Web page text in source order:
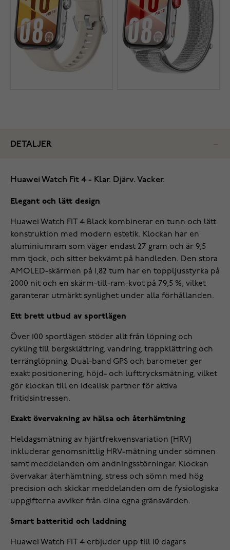
DETALJER
Huawei Watch Fit 4 - Klar. Djärv. Vacker.
Elegant och lätt design
Huawei Watch FIT 4 Black kombinerar en tunn och lätt
konstruktion med modern estetik. Klockan har en
aluminiumram som väger endast 27 gram och är 9,5
mm tjock, och sitter bekvämt på handleden. Den stora
AMOLED-skärmen på 1,82 tum har en toppljusstyrka på
2000 nit och en skärm-till-ram-kvot på 79,5 %, vilket
garanterar utmärkt synlighet under alla förhållanden.
Ett brett utbud av sportlägen
Över 100 sportlägen stöder allt från löpning och
cykling till bergsklättring, vandring, trappklättring och
terränglöpning. Dual-band GPS och barometer ger
exakt positionering, höjd- och lufttrycksmätning, vilket
gör klockan till en idealisk partner för aktiva
fritidsintressen.
Exakt övervakning av hälsa och återhämtning
Heldagsmätning av hjärtfrekvensvariation (HRV)
inkluderar genomsnittlig HRV-mätning under sömnen
samt meddelanden om andningsstörningar. Klockan
övervakar återhämtning, stress och sömn med hög
precision och skickar meddelanden om de fysiologiska
uppgifterna avviker från dina egna gränsvärden.
Smart batteritid och laddning
Huawei Watch FIT 4 erbjuder upp till 10 dagars